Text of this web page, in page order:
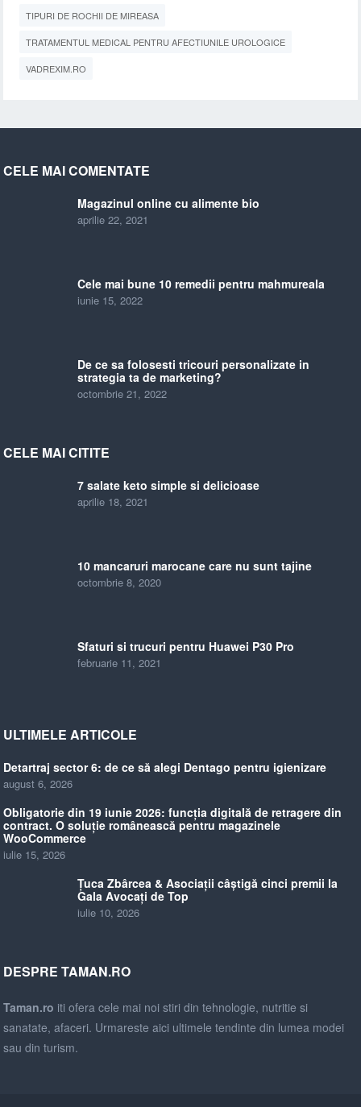
TIPURI DE ROCHII DE MIREASA
TRATAMENTUL MEDICAL PENTRU AFECTIUNILE UROLOGICE
VADREXIM.RO
CELE MAI COMENTATE
Magazinul online cu alimente bio
aprilie 22, 2021
Cele mai bune 10 remedii pentru mahmureala
iunie 15, 2022
De ce sa folosesti tricouri personalizate in
strategia ta de marketing?
octombrie 21, 2022
CELE MAI CITITE
7 salate keto simple si delicioase
aprilie 18, 2021
10 mancaruri marocane care nu sunt tajine
octombrie 8, 2020
Sfaturi si trucuri pentru Huawei P30 Pro
februarie 11, 2021
ULTIMELE ARTICOLE
Detartraj sector 6: de ce să alegi Dentago pentru igienizare
august 6, 2026
Obligatorie din 19 iunie 2026: funcția digitală de retragere din
contract. O soluție românească pentru magazinele
WooCommerce
iulie 15, 2026
Țuca Zbârcea & Asociații câștigă cinci premii la
Gala Avocați de Top
iulie 10, 2026
DESPRE TAMAN.RO
Taman.ro iti ofera cele mai noi stiri din tehnologie, nutritie si
sanatate, afaceri. Urmareste aici ultimele tendinte din lumea modei
sau din turism.